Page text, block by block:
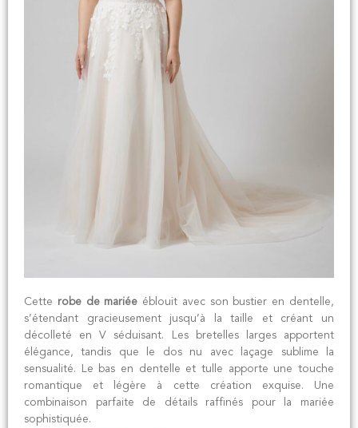
Cette robe de mariée éblouit avec son bustier en dentelle,
s’étendant gracieusement jusqu’à la taille et créant un
décolleté en V séduisant. Les bretelles larges apportent
élégance, tandis que le dos nu avec laçage sublime la
sensualité. Le bas en dentelle et tulle apporte une touche
romantique et légère à cette création exquise. Une
combinaison parfaite de détails raffinés pour la mariée
sophistiquée.